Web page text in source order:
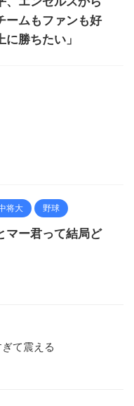
ームもファンも好
勝ちたい」
将大 野球
マー君って結局ど
て震える